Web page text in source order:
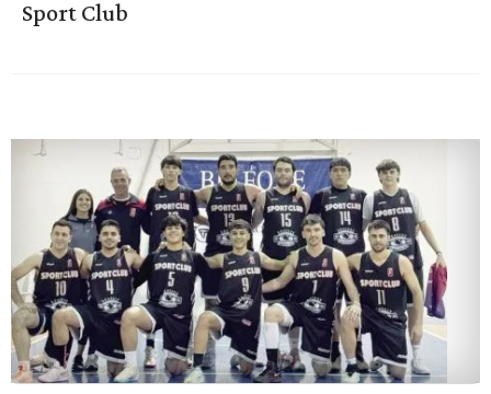
Sport Club